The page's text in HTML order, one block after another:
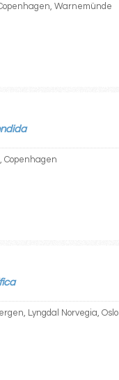
Warnemünde
Copenhagen
Lyngdal Norvegia, Oslo